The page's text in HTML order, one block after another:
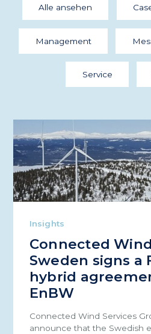
Alle ansehen
Management
Service
Insights
Connected
Sweden signs a
hybrid
EnBW
Connected Wind Services
announce that the Swedish